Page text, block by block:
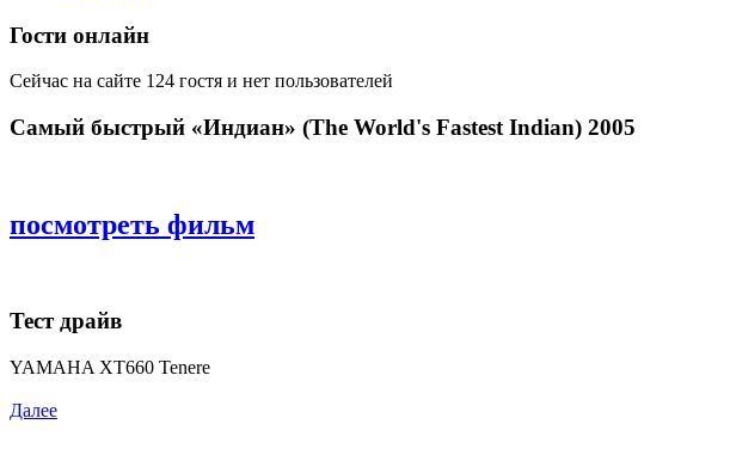
Гости онлайн
Сейчас на сайте 124 гостя и нет пользователей
Самый быстрый «Индиан» (The World's Fastest Indian) 2005
посмотреть фильм
Тест драйв
YAMAHA XT660 Tenere
Далее